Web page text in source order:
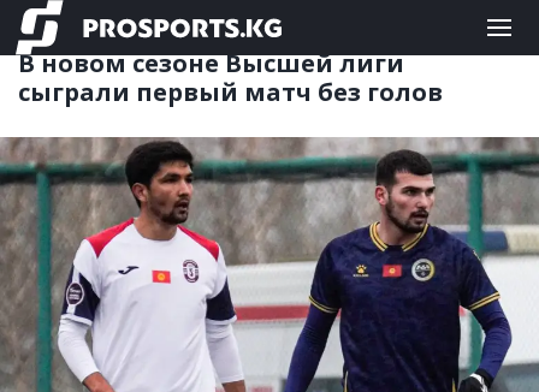
ФУТБОЛ 02.03.2026 16:19
В новом сезоне Высшей лиги
сыграли первый матч без голов